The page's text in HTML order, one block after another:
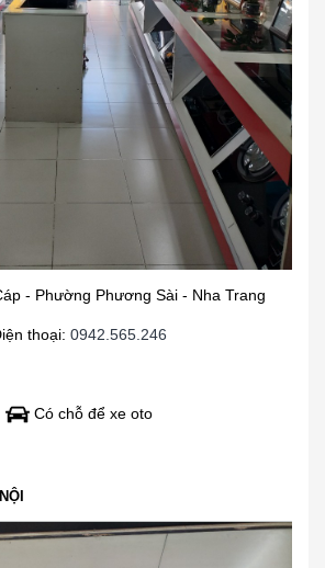
- Phường Phương Sài - Nha Trang
thoại: 0942.565.246
Có chỗ để xe oto